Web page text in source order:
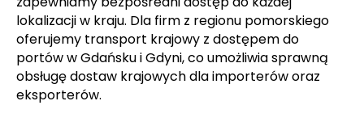
do głównych szlaków transportowych dla przesyłek
krajowych. OdSzczecinai portów bałtyckich przez
region mazowieckipo GOP oraz Katowicką SSE -
zapewniamy bezpośredni dostęp do każdej
lokalizacji w kraju. Dla firm z regionu pomorskiego